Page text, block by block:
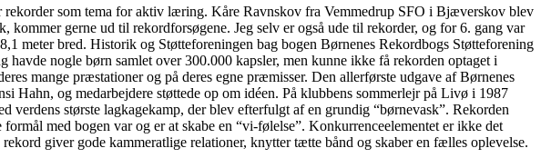
rekorder som tema for aktiv læring. Kåre Ravnskov fra Vemmedrup SFO i Bjæverskov blev
gerne ud til rekordforsøgene. Jeg selv er også ude til rekorder, og for 6. gang var
meter bred. Historik og Støtteforeningen bag bogen Børnenes Rekordbogs Støtteforening
nogle børn samlet over 300.000 kapsler, men kunne ikke få rekorden optaget i
mange præstationer og på deres egne præmisser. Den allerførste udgave af Børnenes
og medarbejdere støttede op om idéen. På klubbens sommerlejr på Livø i 1987
største lagkagekamp, der blev efterfulgt af en grundig “børnevask”. Rekorden
med bogen var og er at skabe en “vi-følelse”. Konkurrenceelementet er ikke det
giver gode kammeratlige relationer, knytter tætte bånd og skaber en fælles oplevelse.